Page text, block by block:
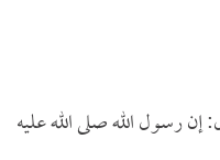
إن رسول الله صلى الله عليه